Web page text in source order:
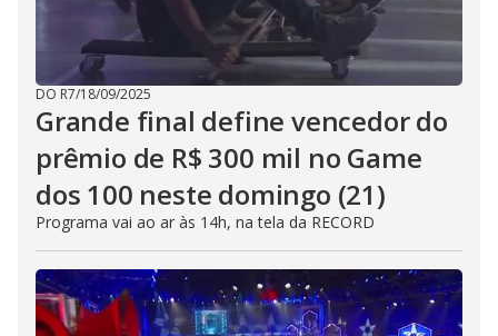
DO R7/18/09/2025
Grande final define vencedor do
prêmio de R$ 300 mil no Game
dos 100 neste domingo (21)
Programa vai ao ar às 14h, na tela da RECORD